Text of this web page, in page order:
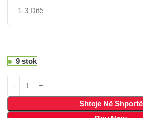
1-3 Ditë
9 stok
Shtoje Në Shportë